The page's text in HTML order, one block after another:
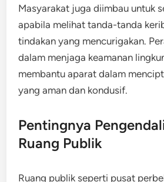
Masyarakat juga diimbau untuk
apabila melihat tanda-tanda
tindakan yang mencurigakan.
dalam menjaga keamanan
membantu aparat dalam
yang aman dan kondusif.
Pentingnya
Ruang Publik
Ruang publik seperti pusat